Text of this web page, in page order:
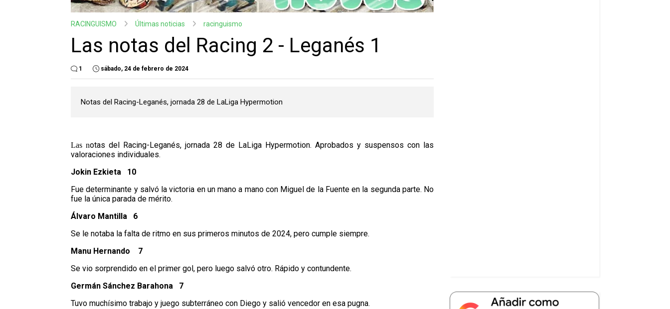
RACINGUISMO Últimas noticias racinguismo
Las notas del Racing 2 - Leganés 1
1 sábado, 24 de febrero de 2024
Notas del Racing-Leganés, jornada 28 de LaLiga Hypermotion
Las notas del Racing-Leganés, jornada 28 de LaLiga Hypermotion. Aprobados y suspensos con las
valoraciones individuales.
Jo kin Ezkieta 10
Fue determinante y salvó la victoria en un mano a mano con Miguel de la Fuente en la segunda parte. No
fue la única parada de mérito.
Álvaro Mantilla 6
Se le notaba la falta de ritmo en sus primeros minutos de 2024, pero cumple siempre.
Manu Hernando 7
Se vio sorprendido en el primer gol, pero luego salvó otro. Rápido y contundente.
Germán Sánchez Barahona 7
Tuvo muchísimo trabajo y juego subterráneo con Diego y salió vencedor en esa pugna.